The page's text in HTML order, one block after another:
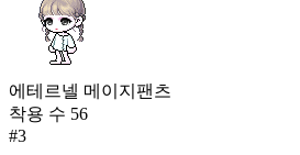
에테르넬 메이지팬츠
착용 수 56
#3